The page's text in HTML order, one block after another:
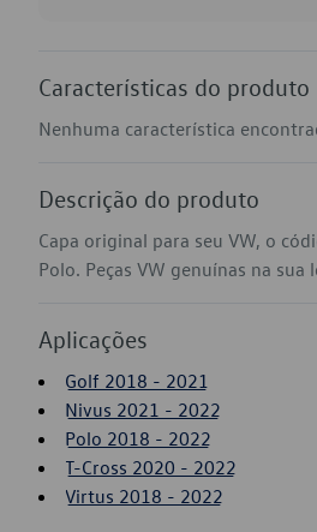
Características do produto
Nenhuma característica
Descrição do produto
Capa original para seu VW, o
Polo. Peças VW genuínas na
Aplicações
Golf 2018 - 2021
Nivus 2021 - 2022
Polo 2018 - 2022
T-Cross 2020 - 2022
Virtus 2018 - 2022